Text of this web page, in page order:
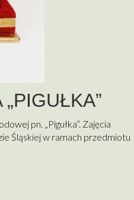
pn. „Pigułka”. Zajęcia
Śląskiej w ramach przedmiotu